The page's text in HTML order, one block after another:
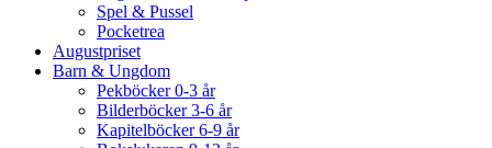
Spel & Pussel
Pocketrea
Augustpriset
Barn & Ungdom
Pekböcker 0-3 år
Bilderböcker 3-6 år
Kapitelböcker 6-9 år